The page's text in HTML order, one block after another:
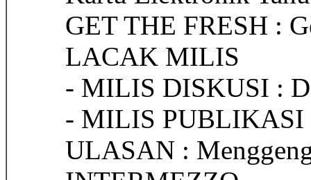
GET THE FRESH :
LACAK MILIS
- MILIS DISKUSI :
- MILIS PUBLIKASI
ULASAN :